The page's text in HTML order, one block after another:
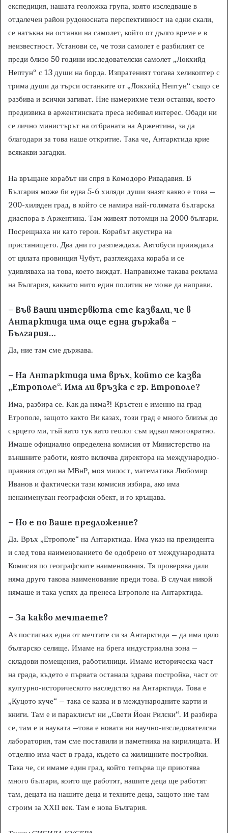
експедиция, нашата геоложка група, която изследваше в
отдалечен район рудоносната перспективност на едни скали,
се натъкна на останки на самолет, който от дълго време е в
неизвестност. Установи се, че този самолет е разбилият се
преди близо 50 години изследователски самолет „Локхийд
Нептун“ с 13 души на борда. Изпратеният тогава хеликоптер с
трима души да търси останките от „Локхийд Нептун“ също се
разбива и всички загиват. Ние намерихме тези останки, което
предизвика в аржентинската преса небивал интерес. Обади ни
се лично министърът на отбраната на Аржентина, за да
благодари за това наше откритие. Така че, Антарктида крие
всякакви загадки.
На връщане корабът ни спря в Комодоро Ривадавия. В
България може би едва 5-6 хиляди души знаят какво е това –
200-хиляден град, в който се намира най-голямата българска
диаспора в Аржентина. Там живеят потомци на 2000 българи.
Посрещнаха ни като герои. Корабът акустира на
пристанището. Два дни го разглеждаха. Автобуси прииждаха
от цялата провинция Чубут, разглеждаха кораба и се
удивляваха на това, което виждат. Направихме такава реклама
на България, каквато нито един политик не може да направи.
– Във Ваши интервюта сте казвали, че в
Антарктида има още една държава –
България…
Да, ние там сме държава.
– На Антарктида има връх, който се казва
„Етрополе“. Има ли връзка с гр. Етрополе?
Има, разбира се. Как да няма?! Кръстен е именно на град
Етрополе, защото както Ви казах, този град е много близък до
сърцето ми, тъй като тук като геолог съм идвал многократно.
Имаше официално определена комисия от Министерство на
външните работи, която включва директора на международно-
правния отдел на МВнР, моя милост, математика Любомир
Иванов и фактически тази комисия избира, ако има
ненаименуван географски обект, и го кръщава.
– Но е по Ваше предложение?
Да. Връх „Етрополе“ на Антарктида. Има указ на президента
и след това наименованието бе одобрено от международната
Комисия по географските наименования. Тя проверява дали
няма друго такова наименование преди това. В случая никой
нямаше и така успях да пренеса Етрополе на Антарктида.
– За какво мечтаете?
Аз постигнах една от мечтите си за Антарктида – да има цяло
българско селище. Имаме на брега индустриална зона –
складови помещения, работилници. Имаме историческа част
на града, където е първата останала здрава постройка, част от
културно-историческото наследство на Антарктида. Това е
„Куцото куче“ – така се казва и в международните карти и
книги. Там е и параклисът ни „Свети Йоан Рилски“. И разбира
се, там е и науката –това е новата ни научно-изследователска
лаборатория, там сме поставили и паметника на кирилицата. И
отделно има част в града, където са жилищните постройки.
Така че, си имаме един град, който тепърва ще приютява
много българи, които ще работят, нашите деца ще работят
там, децата на нашите деца и техните деца, защото ние там
строим за ХХІІ век. Там е нова България.